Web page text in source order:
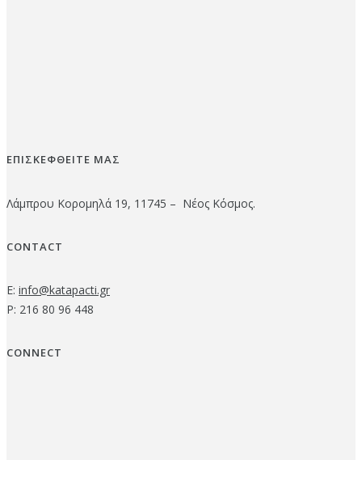
ΕΠΙΣΚΕΦΘΕΙΤΕ ΜΑΣ
Λάμπρου Κορομηλά 19, 11745 – Νέος Κόσμος.
CONTACT
E: info@katapacti.gr
P: 216 80 96 448
CONNECT